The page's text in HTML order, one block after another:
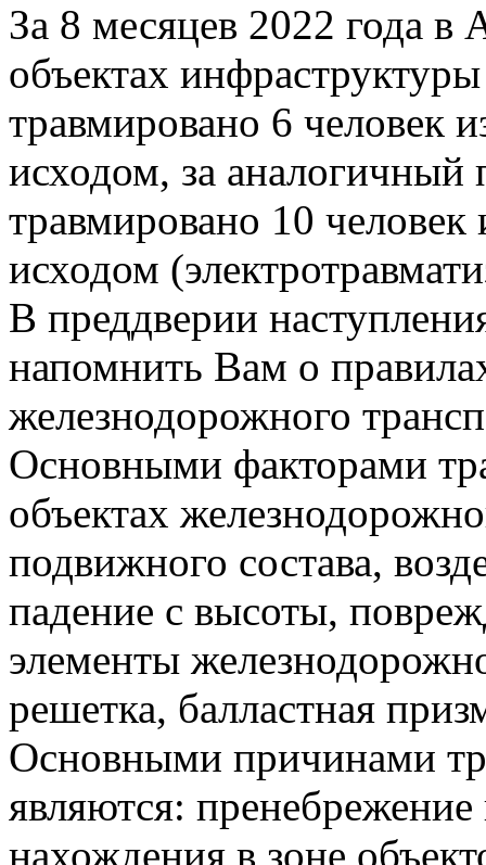
За 8 месяцев 2022 года в
объектах
травмировано 6 человек
исходом, за аналогичный
травмировано 10
исходом
В преддверии
напомнить Вам о
железнодорожного
Основными факторами
объектах
подвижного состава,
падение с высоты,
элементы
решетка, балластная
Основными причинами
являются:
нахождения в зоне